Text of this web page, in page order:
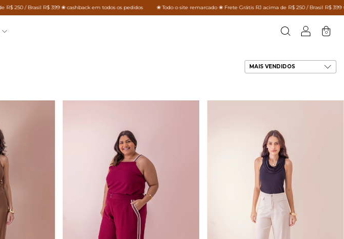
em todos os pedidos ❀ Todo o site remarcado ❀ Frete Grátis RJ acima de R$ 250 / Brasil R$ 399 ❀ cashback em todos os
0